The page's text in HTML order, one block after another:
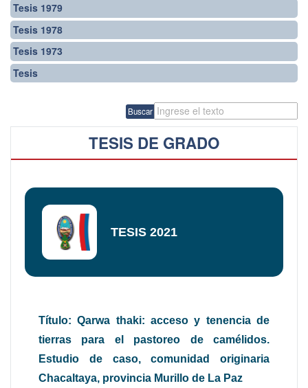
Tesis 1979
Tesis 1978
Tesis 1973
Tesis
Buscar
TESIS DE GRADO
TESIS 2021
Título: Qarwa thaki: acceso y tenencia de
tierras para el pastoreo de camélidos.
Estudio de caso, comunidad originaria
Chacaltaya, provincia Murillo de La Paz